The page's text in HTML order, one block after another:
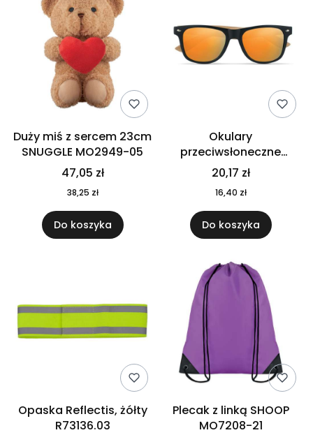
Duży miś z sercem 23cm
SNUGGLE MO2949-05
47,05 zł
38,25 zł
Do koszyka
Okulary
przeciwsłoneczne
CALIFORNIA TOUCH
MO9617-10
20,17 zł
16,40 zł
Do koszyka
Opaska Reflectis, żółty
R73136.03
Plecak z linką SHOOP
MO7208-21